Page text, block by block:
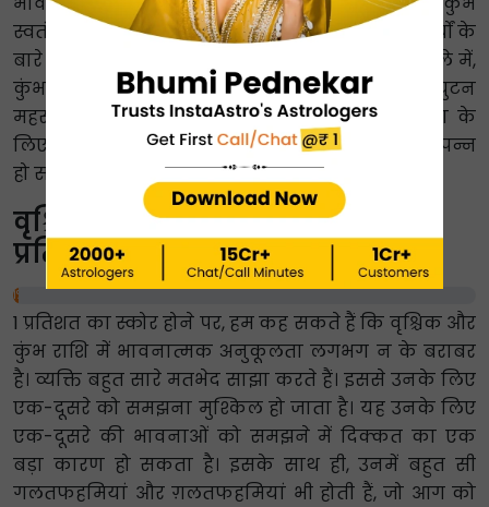
स्वतंत्रता पसंद करता है। इससे वृश्चिक कुंभ राशि के कार्यों के
बारे में अनिश्चित और संदिग्ध महसूस कर सकता है। बदले में,
कुंभ राशि वृश्चिक की नियंत्रण की आवश्यकता से घुटन
महसूस कर सकती है। व्यक्तिगत स्थान और निकटता के
लिए उनकी अलग-अलग इच्छाओं से विश्वास के मुद्दे उत्पन्न
हो सकते हैं।
वृश्चिक-कुंभ भावनात्मक अनुकूलता
प्रतिशत ⇨ 1%
1%
1 प्रतिशत का स्कोर होने पर, हम कह सकते हैं कि वृश्चिक और
कुंभ राशि में भावनात्मक अनुकूलता लगभग न के बराबर
है। व्यक्ति बहुत सारे मतभेद साझा करते हैं। इससे उनके लिए
एक-दूसरे को समझना मुश्किल हो जाता है। यह उनके लिए
एक-दूसरे की भावनाओं को समझने में दिक्कत का एक
बड़ा कारण हो सकता है। इसके साथ ही, उनमें बहुत सी
गलतफहमियां और ग़लतफहमियां भी होती हैं, जो आग को